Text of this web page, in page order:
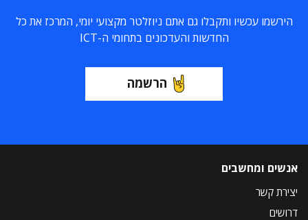
הירשמו עכשיו ותקבלו גם אתם ניוזלטר מקצועי יומי, המרכז את כל
החדשות והעדכונים בתחומי ה-ICT
הרשמה
אנשים ומחשבים
יצירת קשר
דרושים